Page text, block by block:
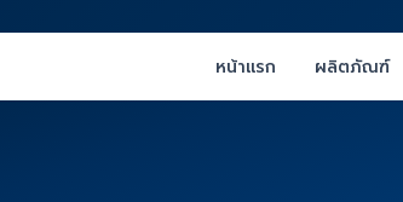
หน้าแรก
ผลิตภัณฑ์